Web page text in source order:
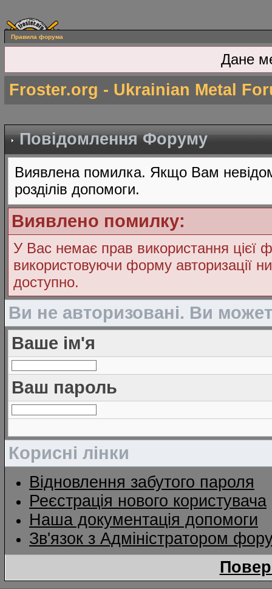
Правила форума
Дане
Froster.org - Ukrainian Metal
Повідомлення Форуму
Виявлена помилка. Якщо Вам
розділів допомоги.
Виявлено помилку:
У Вас немає прав використання цієї
використовуючи форму авторизації
доступно.
Ви не авторизовані. Ви
Ваше ім'я
Ваш пароль
Корисні лінки
Відновлення забутого пароля
Реєстрація нового користувача
Наша документація допомоги
Зв'язок з Адміністратором